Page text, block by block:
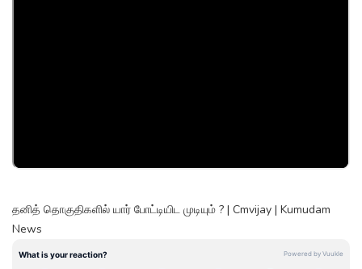
தனித் தொகுதிகளில் யார் போட்டியிட முடியும் ? | Cmvijay | Kumudam
News